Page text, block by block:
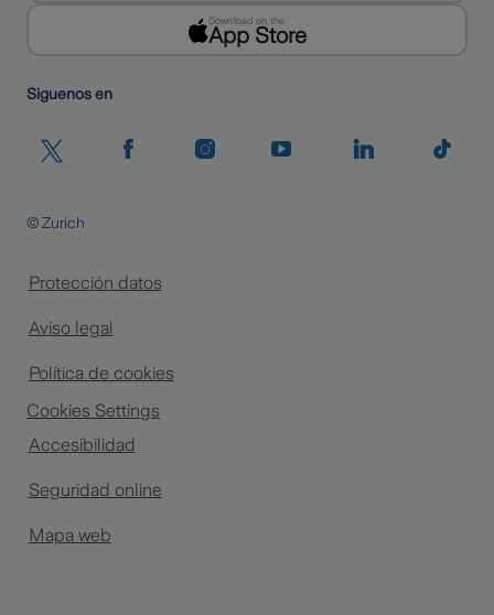
Download on the
App Store
Siguenos en
Protección datos
Aviso legal
Política de cookies
Cookies Settings
Accesibilidad
Seguridad online
Mapa web
© Zurich